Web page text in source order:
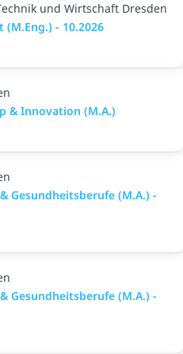
und Wirtschaft Dresden
- 10.2026
& Innovation (M.A.)
Gesundheitsberufe (M.A.) -
Gesundheitsberufe (M.A.) -